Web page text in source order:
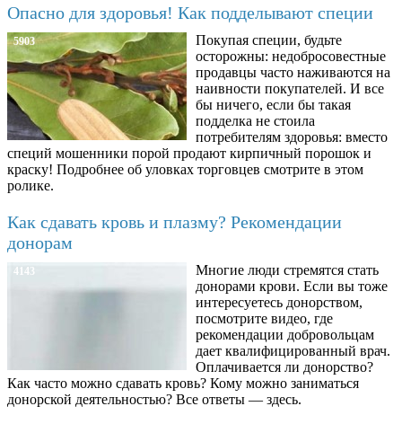
Опасно для здоровья! Как подделывают специи
5903
Покупая специи, будьте
осторожны: недобросовестные
продавцы часто наживаются на
наивности покупателей. И все
бы ничего, если бы такая
подделка не стоила
потребителям здоровья: вместо
специй мошенники порой продают кирпичный порошок и
краску! Подробнее об уловках торговцев смотрите в этом
ролике.
Как сдавать кровь и плазму? Рекомендации
донорам
4143
Многие люди стремятся стать
донорами крови. Если вы тоже
интересуетесь донорством,
посмотрите видео, где
рекомендации добровольцам
дает квалифицированный врач.
Оплачивается ли донорство?
Как часто можно сдавать кровь? Кому можно заниматься
донорской деятельностью? Все ответы — здесь.